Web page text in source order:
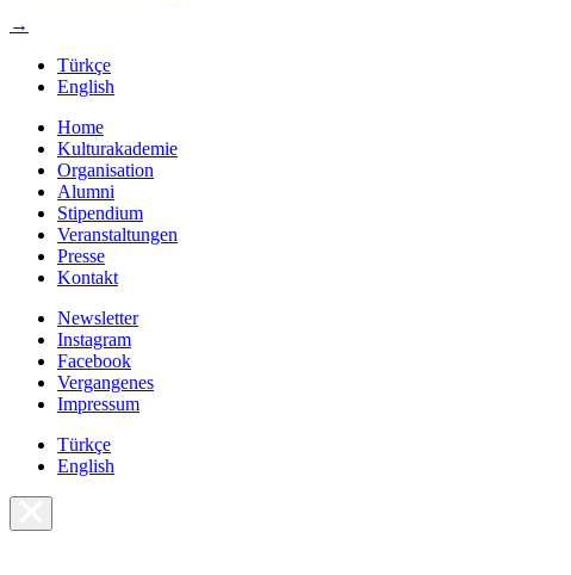
→
Türkçe
English
Home
Kulturakademie
Organisation
Alumni
Stipendium
Veranstaltungen
Presse
Kontakt
Newsletter
Instagram
Facebook
Vergangenes
Impressum
Türkçe
English